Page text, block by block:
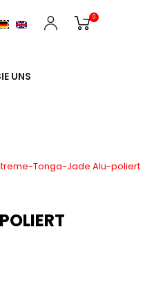
0
UNS
Tonga-Jade Alu-poliert